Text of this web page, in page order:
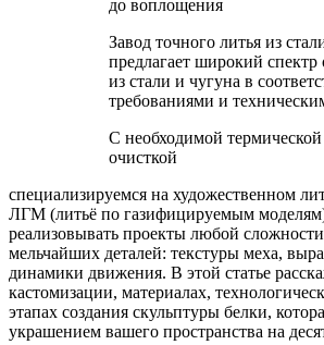
до воплощения
Завод точного литья из
предлагает широкий спектр
из стали и чугуна в
требованиями и
С необходимой
очисткой
специализируемся на художественном
ЛГМ (литьё по газифицируемым
реализовывать проекты любой
мельчайших деталей: текстуры меха,
динамики движения. В этой статье
кастомизации, материалах,
этапах создания скульптуры белки,
украшением вашего пространства на